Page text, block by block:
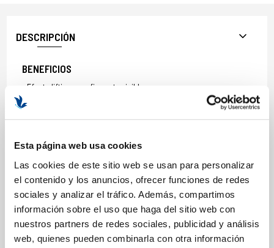
Esta página web usa cookies
Las cookies de este sitio web se usan para personalizar
el contenido y los anuncios, ofrecer funciones de redes
sociales y analizar el tráfico. Además, compartimos
información sobre el uso que haga del sitio web con
nuestros partners de redes sociales, publicidad y análisis
web, quienes pueden combinarla con otra información
DESCRIPCIÓN
BENEFICIOS
Efecto lifting y reafirmante visible
Redibuja el óvalo facial
Rellena arrugas y pliegues profundos
Mejora la densidad y firmeza de la piel
Estimula colágeno y regeneración celular
Mejora la textura y el microrelieve
Aporta luminosidad y vitalidad
Refuerza la barrera cutánea
Efecto voluminizador en labios
FORMATO 10ML Y 30 ML